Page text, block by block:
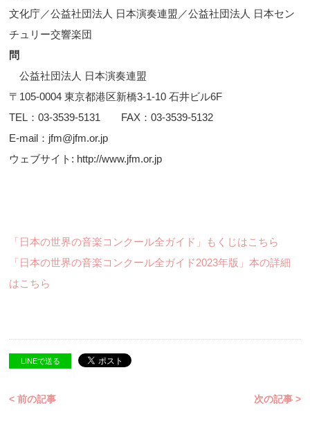
文化庁／公益社団法人 日本演奏連盟／公益社団法人 日本セン
チュリー交響楽団
問
公益社団法人 日本演奏連盟
〒105-0004 東京都港区新橋3-1-10 石井ビル6F
TEL：03-3539-5131 FAX：03-3539-5132
E-mail：jfm@jfm.or.jp
ウェブサイト: http://www.jfm.or.jp
「日本の世界の音楽コンクール全ガイド」もくじはこちら
「日本の世界の音楽コンクール全ガイド2023年版」本の詳細
はこちら
LINEで送る
< 前の記事 次の記事 >